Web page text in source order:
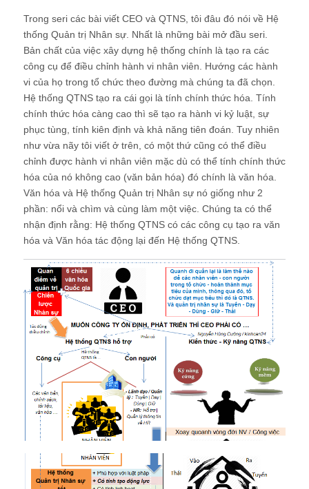
Trong seri các bài viết CEO và QTNS, tôi đâu đó nói về Hệ
thống Quản trị Nhân sự. Nhất là những bài mở đầu seri.
Bản chất của việc xây dựng hệ thống chính là tạo ra các
công cụ để điều chỉnh hành vi nhân viên. Hướng các hành
vi của họ trong tổ chức theo đường mà chúng ta đã chọn.
Hệ thống QTNS tạo ra cái gọi là tính chính thức hóa. Tính
chính thức hóa càng cao thì sẽ tạo ra hành vi kỷ luật, sự
phục tùng, tính kiên định và khả năng tiên đoán. Tuy nhiên
như vừa nãy tôi viết ở trên, có một thứ cũng có thể điều
chỉnh được hành vi nhân viên mặc dù có thể tính chính thức
hóa của nó không cao (văn bản hóa) đó chính là văn hóa.
Văn hóa và Hệ thống Quản trị Nhân sự nó giống như 2
phần: nổi và chìm và cùng làm một việc. Chúng ta có thể
nhận định rằng: Hệ thống QTNS có các công cụ tạo ra văn
hóa và Văn hóa tác động lại đến Hệ thống QTNS.